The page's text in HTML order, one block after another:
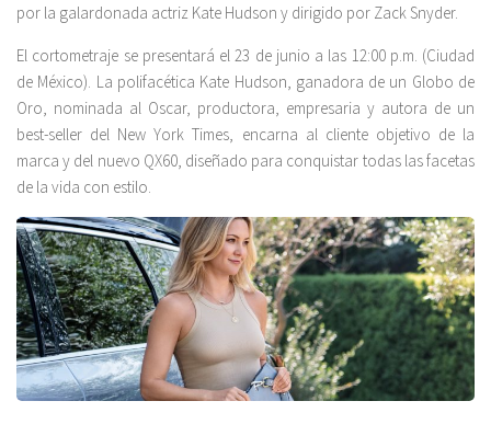
por la galardonada actriz Kate Hudson y dirigido por Zack Snyder.
El cortometraje se presentará el 23 de junio a las 12:00 p.m. (Ciudad
de México). La polifacética Kate Hudson, ganadora de un Globo de
Oro, nominada al Oscar, productora, empresaria y autora de un
best-seller del New York Times, encarna al cliente objetivo de la
marca y del nuevo QX60, diseñado para conquistar todas las facetas
de la vida con estilo.